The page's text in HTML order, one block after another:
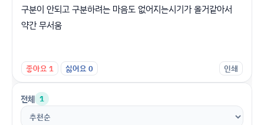
구분이 안되고 구분하려는 마음도 없어지는시기가 올거같아서
약간 무서움
좋아요1 싫어요0 인쇄
전체 1